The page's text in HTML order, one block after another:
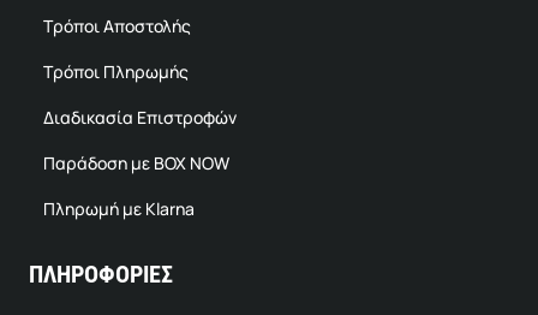
Τρόποι Αποστολής
Τρόποι Πληρωμής
Διαδικασία Επιστροφών
Παράδοση με BOX NOW
Πληρωμή με Klarna
ΠΛΗΡΟΦΟΡΙΕΣ